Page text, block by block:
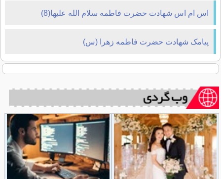
اس ام اس شهادت حضرت فاطمه سلام الله علیها(8)
پيامک شهادت حضرت فاطمه زهرا (س)